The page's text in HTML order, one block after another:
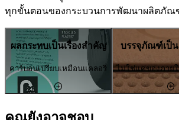
ทุกขั้นตอนของกระบวนการพัฒนาผลิตภัณ
ผลกระทบเป็นเรื่องสำคัญ
คาร์บอนเปรียบเหมือนแคลอรี่
บรรจุภัณฑ์เป็น
ไม่ใช่แค่ของภาย